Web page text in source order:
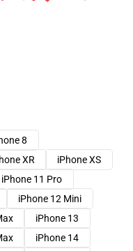
8
XR
iPhone XS
iPhone 11 Pro
iPhone 12 Mini
iPhone 13
iPhone 14